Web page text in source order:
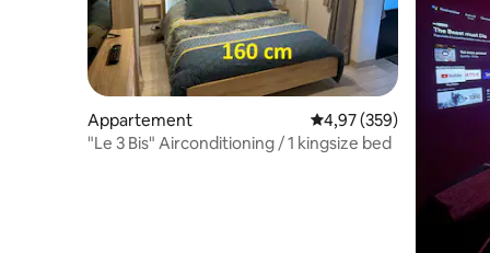
Appartement Gemiddelde
4,97 (359)
"Le 3 Bis" Airconditioning / 1 kingsize bed